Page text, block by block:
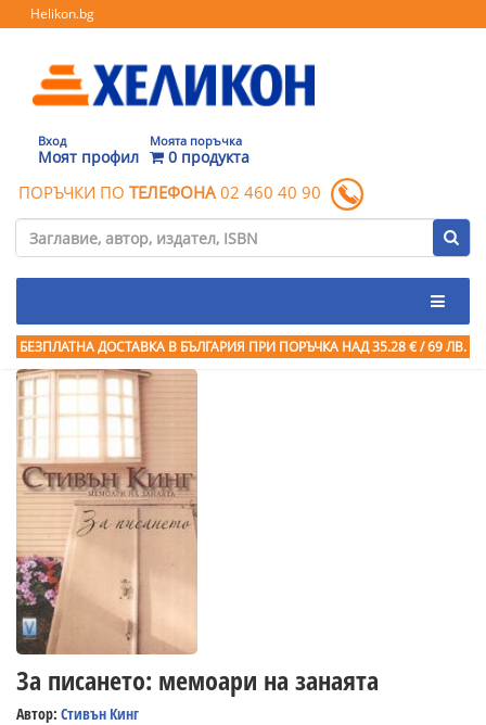
Helikon.bg
Вход
Моят профил
Моята поръчка
0 продукта
ПОРЪЧКИ ПО ТЕЛЕФОНА 02 460 40 90
БЕЗПЛАТНА ДОСТАВКА В БЪЛГАРИЯ ПРИ ПОРЪЧКА НАД 35.28 € / 69 ЛВ.
За писането: мемоари на занаята
Автор: Стивън Кинг